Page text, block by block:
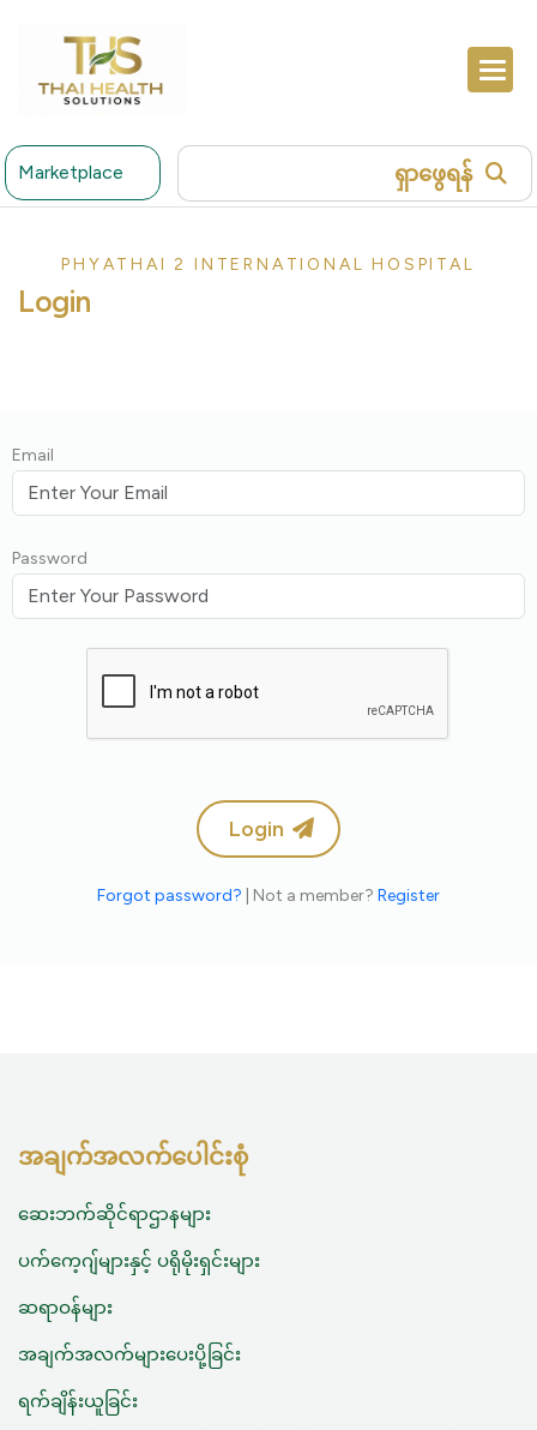
Marketplace ရှာဖွေရန်
PHYATHAI 2 INTERNATIONAL HOSPITAL
Login
Email
Password
Login
Forgot password? | Not a member? Register
အချက်အလက်ပေါင်းစုံ
ဆေးဘက်ဆိုင်ရာဌာနများ
ပက်ကေ့ဂျ်များနှင့် ပရိုမိုးရှင်းများ
ဆရာဝန်များ
အချက်အလက်များပေးပို့ခြင်း
ရက်ချိန်းယူခြင်း